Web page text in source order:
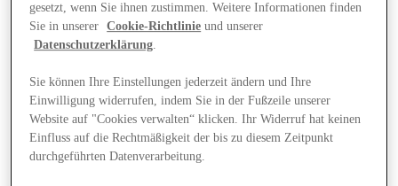
Angebote
gesetzt, wenn Sie ihnen zustimmen. Weitere Informationen finden
Sie in unserer
Cookie-Richtlinie und unserer
Datenschutzerklärung.
Sie können Ihre Einstellungen jederzeit ändern und Ihre
Einwilligung widerrufen, indem Sie in der Fußzeile unserer
Website auf "Cookies verwalten“ klicken. Ihr Widerruf hat keinen
Einfluss auf die Rechtmäßigkeit der bis zu diesem Zeitpunkt
durchgeführten Datenverarbeitung.